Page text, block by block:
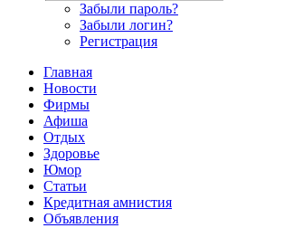
Забыли пароль?
Забыли логин?
Регистрация
Главная
Новости
Фирмы
Афиша
Отдых
Здоровье
Юмор
Статьи
Кредитная амнистия
Объявления